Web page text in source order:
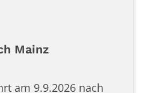
Mainz
am 9.9.2026 nach